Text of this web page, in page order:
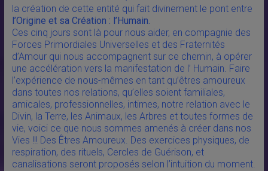
la création de cette entité qui fait divinement le pont entre
l’Origine et sa Création : l’Humain.
Ces cinq jours sont là pour nous aider, en compagnie des
Forces Primordiales Universelles et des Fraternités
d’Amour qui nous accompagnent sur ce chemin, à opérer
une accélération vers la manifestation de l’ Humain. Faire
l’expérience de nous-mêmes en tant qu’êtres amoureux
dans toutes nos relations, qu’elles soient familiales,
amicales, professionnelles, intimes, notre relation avec le
Divin, la Terre, les Animaux, les Arbres et toutes formes de
vie, voici ce que nous sommes amenés à créer dans nos
Vies !!! Des Êtres Amoureux. Des exercices physiques, de
respiration, des rituels, Cercles de Guérison, et
canalisations seront proposés selon l’intuition du moment.